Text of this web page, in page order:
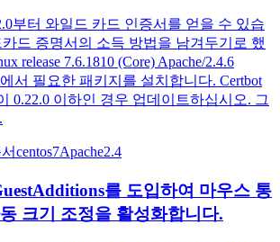
부터 와일드 카드 인증서를 얻을 수 있습
드 증명서의 소득 방법을 남겨두기로 했
release 7.6.1810 (Core) Apache/2.4.6
서 필요한 패키지를 설치합니다. Certbot
0.22.0 이하인 경우 업데이트하십시오. 그
centos7Apache2.4
를 도입하여 마우스 통
크기 조정을 활성화합니다.